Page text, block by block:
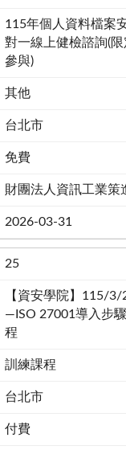
115年個人資料檔案
對一線上健檢諮詢(
參與)
其他
台北市
免費
財團法人資訊工業策
2026-03-31
25
【資安學院】115/
—ISO 27001導入步
程
訓練課程
台北市
付費